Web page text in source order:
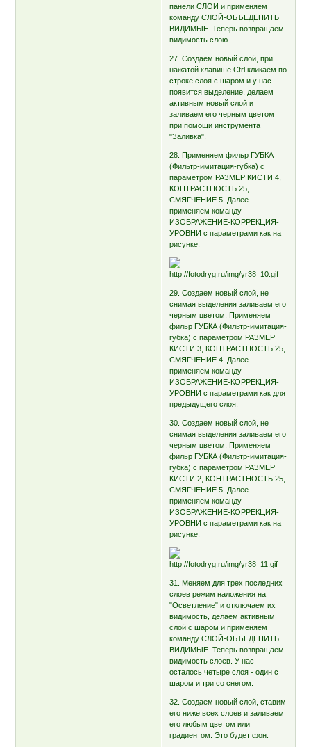
панели СЛОИ и применяем
команду СЛОЙ-ОБЪЕДЕНИТЬ
ВИДИМЫЕ. Теперь возвращаем
видимость слою.
27. Создаем новый слой, при
нажатой клавише Ctrl кликаем по
строке слоя с шаром и у нас
появится выделение, делаем
активным новый слой и
заливаем его черным цветом
при помощи инструмента
"Заливка".
28. Применяем фильр ГУБКА
(Фильтр-имитация-губка) с
параметром РАЗМЕР КИСТИ 4,
КОНТРАСТНОСТЬ 25,
СМЯГЧЕНИЕ 5. Далее
применяем команду
ИЗОБРАЖЕНИЕ-КОРРЕКЦИЯ-
УРОВНИ с параметрами как на
рисунке.
29. Создаем новый слой, не
снимая выделения заливаем его
черным цветом. Применяем
фильр ГУБКА (Фильтр-имитация-
губка) с параметром РАЗМЕР
КИСТИ 3, КОНТРАСТНОСТЬ 25,
СМЯГЧЕНИЕ 4. Далее
применяем команду
ИЗОБРАЖЕНИЕ-КОРРЕКЦИЯ-
УРОВНИ с параметрами как для
предыдущего слоя.
30. Создаем новый слой, не
снимая выделения заливаем его
черным цветом. Применяем
фильр ГУБКА (Фильтр-имитация-
губка) с параметром РАЗМЕР
КИСТИ 2, КОНТРАСТНОСТЬ 25,
СМЯГЧЕНИЕ 5. Далее
применяем команду
ИЗОБРАЖЕНИЕ-КОРРЕКЦИЯ-
УРОВНИ с параметрами как на
рисунке.
31. Меняем для трех последних
слоев режим наложения на
"Осветление" и отключаем их
видимость, делаем активным
слой с шаром и применяем
команду СЛОЙ-ОБЪЕДЕНИТЬ
ВИДИМЫЕ. Теперь возвращаем
видимость слоев. У нас
осталось четыре слоя - один с
шаром и три со снегом.
32. Создаем новый слой, ставим
его ниже всех слоев и заливаем
его любым цветом или
градиентом. Это будет фон.